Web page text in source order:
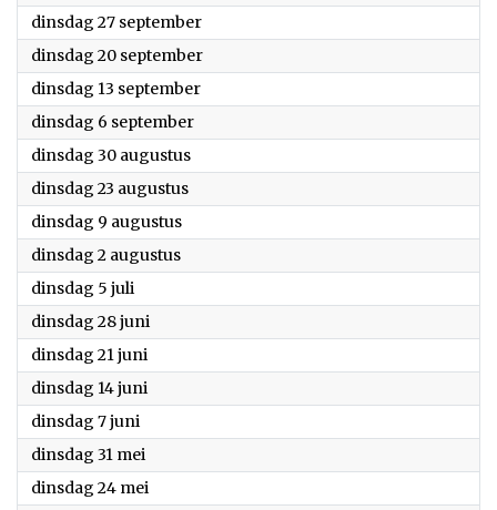
dinsdag 27 september2022
dinsdag 20 september2022
dinsdag 13 september2022
dinsdag 6 september2022
dinsdag 30 augustus2022
dinsdag 23 augustus2022
dinsdag 9 augustus2022
dinsdag 2 augustus2022
dinsdag 5 juli
dinsdag 28 juni
dinsdag 21 juni
dinsdag 14 juni
dinsdag 7 juni
dinsdag 31 mei
dinsdag 24 mei